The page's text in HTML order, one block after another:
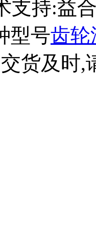
支持:益
型号齿轮
货及时,